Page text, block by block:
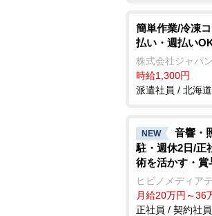
簡単作業/冷凍
払い・週払い
株式会社ジャパ
時給1,300円
派遣社員 / 北海道
NEW
音響・
駐・週休2日/正
術を活かす・賞
ヒビノメディア
月給20万円～36
正社員 / 契約社